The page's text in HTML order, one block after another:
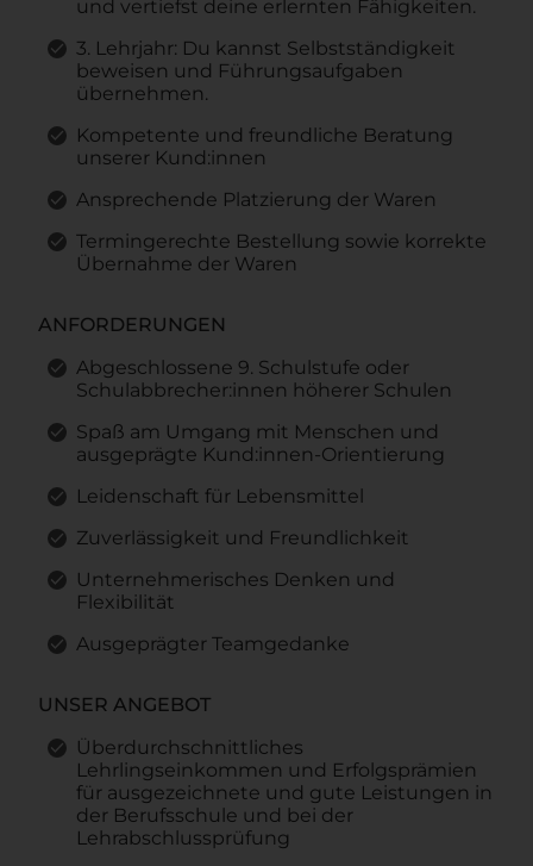
und vertiefst deine erlernten Fähigkeiten.
3. Lehrjahr: Du kannst Selbstständigkeit
beweisen und Führungsaufgaben
übernehmen.
Kompetente und freundliche Beratung
unserer Kund:innen
Ansprechende Platzierung der Waren
Termingerechte Bestellung sowie korrekte
Übernahme der Waren
ANFORDERUNGEN
Abgeschlossene 9. Schulstufe oder
Schulabbrecher:innen höherer Schulen
Spaß am Umgang mit Menschen und
ausgeprägte Kund:innen-Orientierung
Leidenschaft für Lebensmittel
Zuverlässigkeit und Freundlichkeit
Unternehmerisches Denken und
Flexibilität
Ausgeprägter Teamgedanke
UNSER ANGEBOT
Überdurchschnittliches
Lehrlingseinkommen und Erfolgsprämien
für ausgezeichnete und gute Leistungen in
der Berufsschule und bei der
Lehrabschlussprüfung